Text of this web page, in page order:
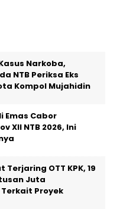
Narkoba,
NTB Periksa Eks
Kompol Mujahidin
Emas Cabor
XII NTB 2026, Ini
OTT KPK, 19
Juta
Proyek